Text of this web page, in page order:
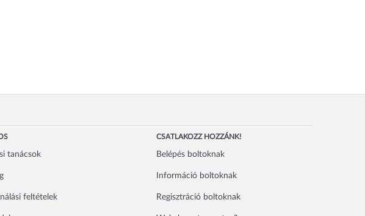
tanácsok
feltételek
CSATLAKOZZ HOZZÁNK!
Belépés boltoknak
Információ boltoknak
Regisztráció boltoknak